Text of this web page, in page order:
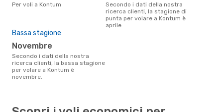
Per voli a Kontum
Secondo i dati della nostra
ricerca clienti, la stagione di
punta per volare a Kontum è
aprile.
Bassa stagione
novembre
Secondo i dati della nostra
ricerca clienti, la bassa stagione
per volare a Kontum è
novembre.